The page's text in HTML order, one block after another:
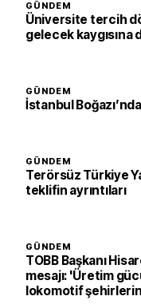
GÜNDEM
Üniversite tercih
gelecek kaygısına
GÜNDEM
İstanbul
GÜNDEM
Terörsüz Türkiye
teklifin ayrıntıları
GÜNDEM
TOBB Başkanı
mesajı: 'Üretim
lokomotif